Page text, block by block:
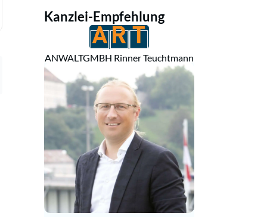
Kanzlei-Empfehlung
ANWALTGMBH Rinner Teuchtmann